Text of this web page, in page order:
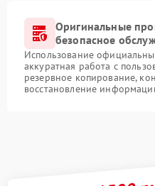
Оригинальные
безопасное
Использование
аккуратная работа с
резервное копирование,
восстановление